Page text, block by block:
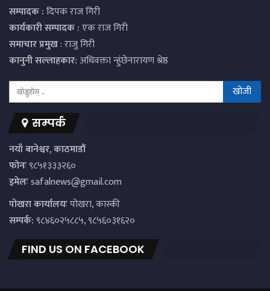
सम्पादक :दिपक राज गिरी
कार्यकारी सम्पादक :एक राज गिरी
समाचार प्रमुख: राजु गिरी
कानुनी सल्लाहकार:अधिवक्ता न्हुंछेनारायण श्रेष्ठ
सम्पर्क
नयाँ बानेश्वर, काठमाडौं
फोनः९८५१३३३२६०
इमेलःsafalnews@gmail.com
पाेखरा कार्यालयःपोखरा, कास्की
सम्पर्क:९८४६०२५८८५, ९८५६०३१६२०
FIND US ON FACEBOOK